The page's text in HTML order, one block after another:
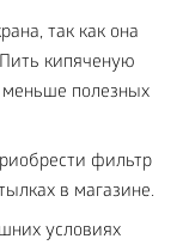
так как она
кипяченую
меньше полезных
фильтр
в магазине.
условиях